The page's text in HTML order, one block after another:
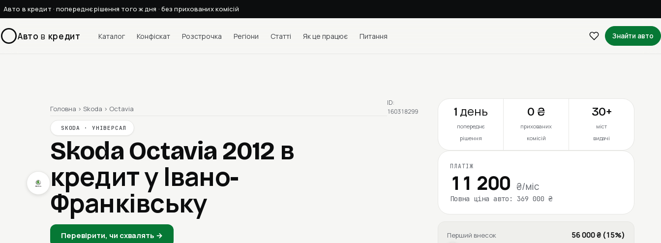
Авто в кредит · попереднє рішення того ж дня · без прихованих комісій
Авто в кредит Каталог Конфіскат Розстрочка Регіони Статті Як це працює Питання Знайти авто
Головна › Skoda › Octavia
SKODA · УНІВЕРСАЛ
Skoda Octavia 2012 в
кредит у Івано-
Франківську
Перевірити, чи схвалять →
ID:
160318299
1 день
попереднє
рішення
0 ₴
прихованих
комісій
30+
міст
видачі
ПЛАТІЖ
11 200 ₴/міс
Повна ціна авто: 369 000 ₴
Перший внесок 56 000 ₴ (15%)